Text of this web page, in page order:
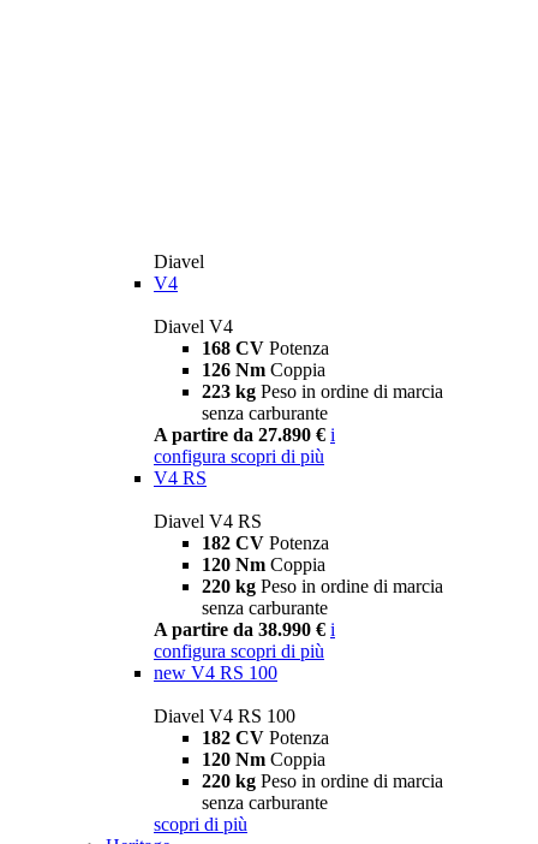
Diavel
V4
Diavel V4
168 CV Potenza
126 Nm Coppia
223 kg Peso in ordine di marcia
senza carburante
A partire da 27.890 € i
configura scopri di più
V4 RS
Diavel V4 RS
182 CV Potenza
120 Nm Coppia
220 kg Peso in ordine di marcia
senza carburante
A partire da 38.990 € i
configura scopri di più
new V4 RS 100
Diavel V4 RS 100
182 CV Potenza
120 Nm Coppia
220 kg Peso in ordine di marcia
senza carburante
scopri di più